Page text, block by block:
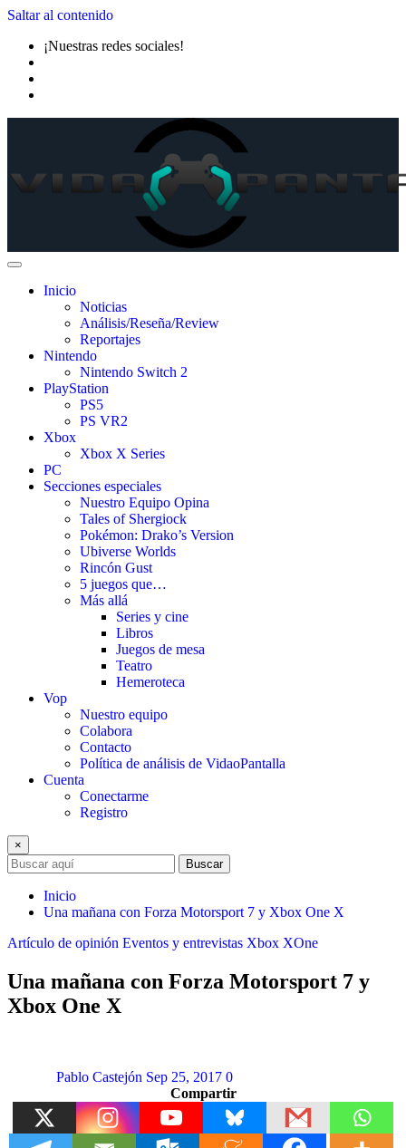
Saltar al contenido
¡Nuestras redes sociales!
Inicio
Noticias
Análisis/Reseña/Review
Reportajes
Nintendo
Nintendo Switch 2
PlayStation
PS5
PS VR2
Xbox
Xbox X Series
PC
Secciones especiales
Nuestro Equipo Opina
Tales of Shergiock
Pokémon: Drako’s Version
Ubiverse Worlds
Rincón Gust
5 juegos que…
Más allá
Series y cine
Libros
Juegos de mesa
Teatro
Hemeroteca
Vop
Nuestro equipo
Colabora
Contacto
Política de análisis de VidaoPantalla
Cuenta
Conectarme
Registro
×
Buscar
Inicio
Una mañana con Forza Motorsport 7 y Xbox One X
Artículo de opinión Eventos y entrevistas Xbox XOne
Una mañana con Forza Motorsport 7 y
Xbox One X
Pablo Castejón Sep 25, 2017 0
Compartir